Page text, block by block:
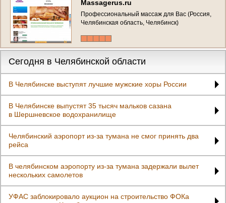
Massagerus.ru
Профессиональный массаж для Вас (Россия,
Челябинская область, Челябинск)
Сегодня в Челябинской области
В Челябинске выступят лучшие мужские хоры России
В Челябинске выпустят 35 тысяч мальков сазана
в Шершневское водохранилище
Челябинский аэропорт из‑за тумана не смог принять два
рейса
В челябинском аэропорту из-за тумана задержали вылет
нескольких самолетов
УФАС заблокировало аукцион на строительство ФОКа